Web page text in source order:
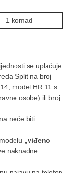
1 komad
se uplaćuje
Split na broj
model HR 11 s
osobe) ili broj
neće biti
„viđeno
naknadne